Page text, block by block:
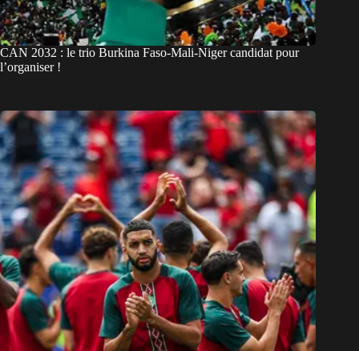
CAN 2032 : le trio Burkina Faso-Mali-Niger candidat pour
l’organiser !